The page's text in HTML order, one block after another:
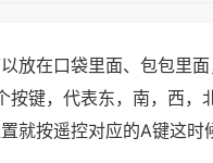
放在口袋里面、包包里
键，代表东，南，西，
就按遥控对应的A键这时